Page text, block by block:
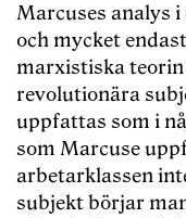
Marcuses analys
och mycket
marxistiska
revolutionära
uppfattas som i
som Marcuse
arbetarklassen
subjekt börjar